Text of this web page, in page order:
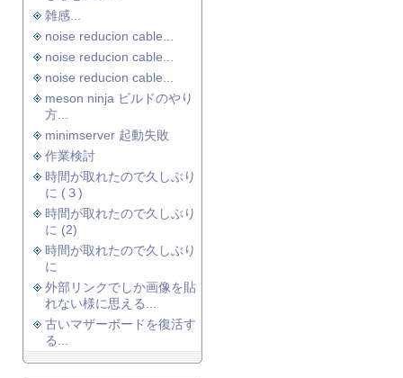
雑感...
noise reducion cable...
noise reducion cable...
noise reducion cable...
meson ninja ビルドのやり
方...
minimserver 起動失敗
作業検討
時間が取れたので久しぶり
に (３)
時間が取れたので久しぶり
に (2)
時間が取れたので久しぶり
に
外部リンクでしか画像を貼
れない様に思える...
古いマザーボードを復活す
る...